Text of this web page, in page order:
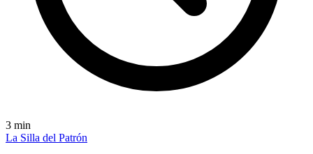
3 min
La Silla del Patrón